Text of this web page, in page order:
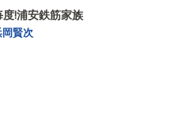
度!浦安鉄筋家族
岡賢次